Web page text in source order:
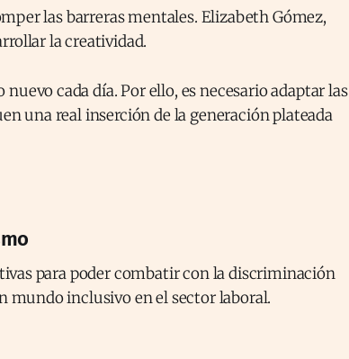
las barreras mentales. Elizabeth Gómez,
la creatividad.
cada día. Por ello, es necesario adaptar las
una real inserción de la generación plateada
para poder combatir con la discriminación
mundo inclusivo en el sector laboral.